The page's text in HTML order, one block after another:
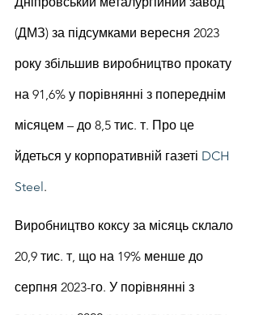
(ДМЗ) за підсумками вересня 2023
року збільшив виробництво прокату
на 91,6% у порівнянні з попереднім
місяцем – до 8,5 тис. т. Про це
йдеться у корпоративній газеті DCH
Steel.
Виробництво коксу за місяць склало
20,9 тис. т, що на 19% менше до
серпня 2023-го. У порівнянні з